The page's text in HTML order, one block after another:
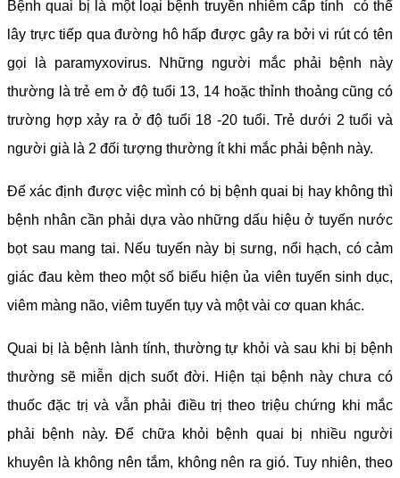
Bệnh quai bị là một loại bệnh truyền nhiễm cấp tính có thể
lây trực tiếp qua đường hô hấp được gây ra bởi vi rút có tên
gọi là paramyxovirus. Những người mắc phải bệnh này
thường là trẻ em ở độ tuổi 13, 14 hoặc thỉnh thoảng cũng có
trường hợp xảy ra ở độ tuổi 18 -20 tuổi. Trẻ dưới 2 tuổi và
người già là 2 đối tượng thường ít khi mắc phải bệnh này.
Để xác định được việc mình có bị bệnh quai bị hay không thì
bệnh nhân cần phải dựa vào những dấu hiệu ở tuyến nước
bọt sau mang tai. Nếu tuyến này bị sưng, nổi hạch, có cảm
giác đau kèm theo một số biểu hiện ủa viên tuyến sinh dục,
viêm màng não, viêm tuyến tụy và một vài cơ quan khác.
Quai bị là bệnh lành tính, thường tự khỏi và sau khi bị bệnh
thường sẽ miễn dịch suốt đời. Hiện tại bệnh này chưa có
thuốc đặc trị và vẫn phải điều trị theo triệu chứng khi mắc
phải bệnh này. Để chữa khỏi bệnh quai bị nhiều người
khuyên là không nên tắm, không nên ra gió. Tuy nhiên, theo